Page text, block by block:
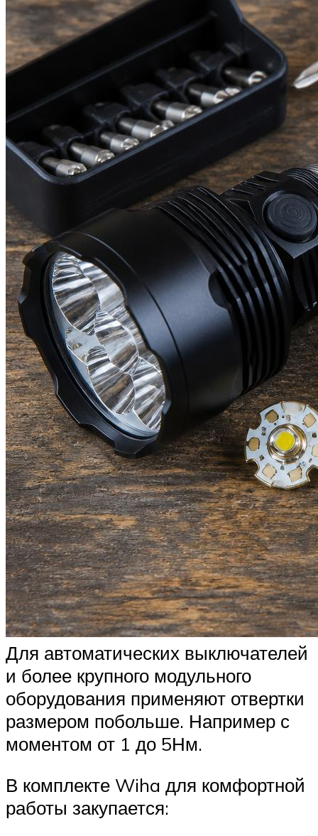
Для автоматических выключателей
и более крупного модульного
оборудования применяют отвертки
размером побольше. Например с
моментом от 1 до 5Нм.
В комплекте Wiha для комфортной
работы закупается: